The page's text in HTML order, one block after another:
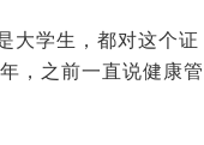
大学生，都对这个证
，之前一直说健康管